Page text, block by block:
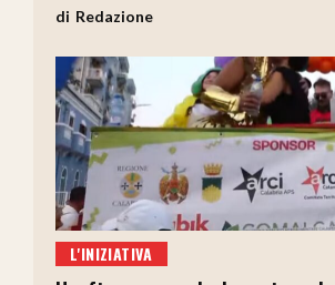
Redazione
L'INIZIATIVA